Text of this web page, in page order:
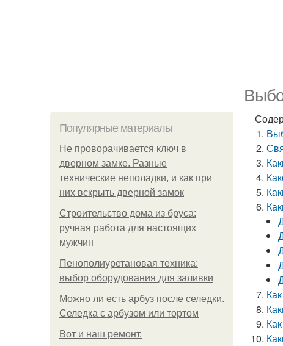
Популярные материалы
Не проворачивается ключ в
дверном замке. Разные
технические неполадки, и как при
них вскрыть дверной замок
Строительство дома из бруса:
ручная работа для настоящих
мужчин
Пенополиуретановая техника:
выбор оборудования для заливки
Можно ли есть арбуз после селедки.
Селедка с арбузом или тортом
Boт и наш ремoнт.